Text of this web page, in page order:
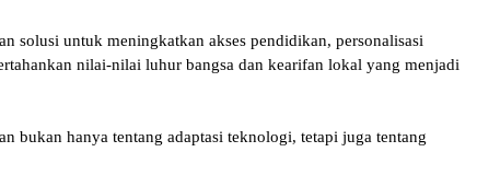
solusi untuk meningkatkan akses pendidikan, personalisasi
nilai-nilai luhur bangsa dan kearifan lokal yang menjadi
bukan hanya tentang adaptasi teknologi, tetapi juga tentang